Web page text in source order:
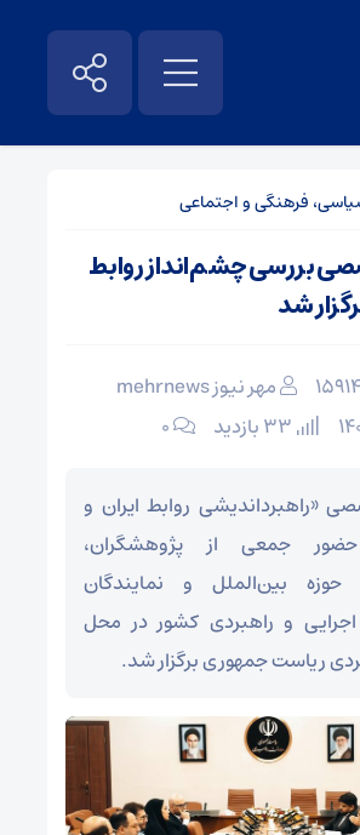
فرهنگی و اجتماعی
بررسی چشم‌انداز روابط
شد
مهر نیوز mehrnews
۰
روابط ایران و
حضور جمعی از پژوهشگران،
حوزه بین‌الملل و نمایندگان
و راهبردی کشور در محل
ریاست جمهوری برگزار شد.